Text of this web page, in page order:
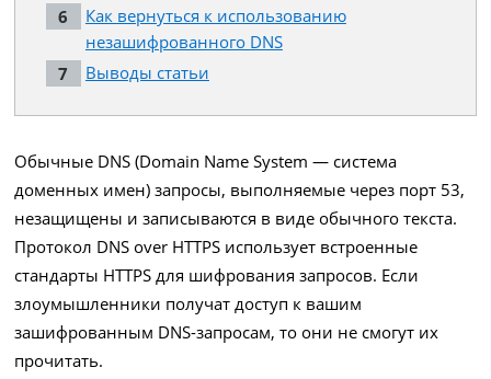
Как вернуться к использованию
незашифрованного DNS
Выводы статьи
Обычные DNS (Domain Name System — система
доменных имен) запросы, выполняемые через порт 53,
незащищены и записываются в виде обычного текста.
Протокол DNS over HTTPS использует встроенные
стандарты HTTPS для шифрования запросов. Если
злоумышленники получат доступ к вашим
зашифрованным DNS-запросам, то они не смогут их
прочитать.